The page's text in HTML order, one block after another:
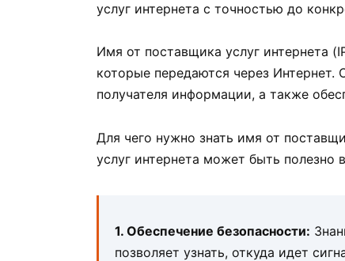
услуг интернета с точностью до
Имя от поставщика услуг интернета
которые передаются через Интернет.
получателя информации, а также
Для чего нужно знать имя от
услуг интернета может быть полезно
1. Обеспечение безопасности:
позволяет узнать, откуда идет